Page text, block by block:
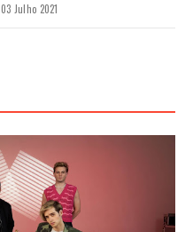
03 Julho 2021